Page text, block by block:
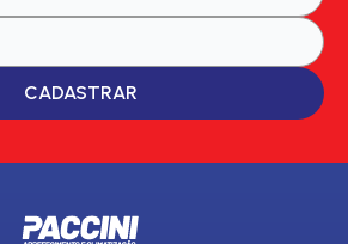
CADASTRAR